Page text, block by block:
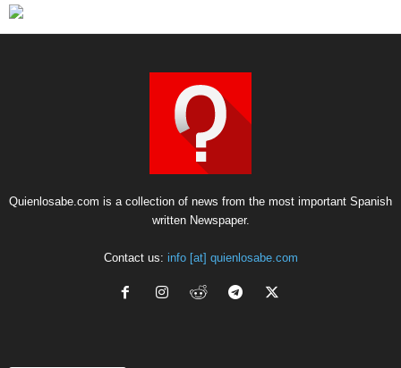
Quienlosabe.com is a collection of news from the most important Spanish
written Newspaper.
Contact us: info [at] quienlosabe.com